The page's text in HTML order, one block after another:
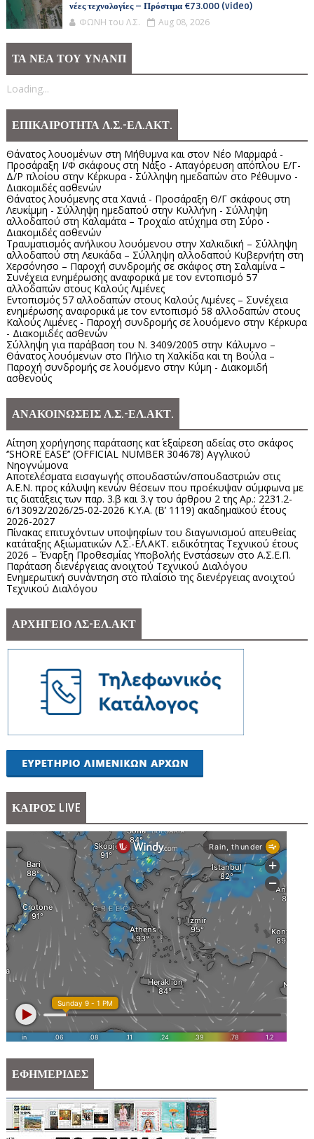
νέες τεχνολογίες – Πρόστιμα €73.000 (video)
ΦΩΝΗ του Λ.Σ. Aug 08, 2026
ΤΑ ΝΕΑ ΤΟΥ ΥΝΑΝΠ
Loading...
ΕΠΙΚΑΙΡΟΤΗΤΑ Λ.Σ.-ΕΛ.ΑΚΤ.
Θάνατος λουομένων στη Μήθυμνα και στον Νέο Μαρμαρά -
Προσάραξη Ι/Φ σκάφους στη Νάξο - Απαγόρευση απόπλου Ε/Γ-
Δ/Ρ πλοίου στην Κέρκυρα - Σύλληψη ημεδαπών στο Ρέθυμνο -
Διακομιδές ασθενών
Θάνατος λουόμενης στα Χανιά - Προσάραξη Θ/Γ σκάφους στη
Λευκίμμη - Σύλληψη ημεδαπού στην Κυλλήνη - Σύλληψη
αλλοδαπού στη Καλαμάτα – Τροχαίο ατύχημα στη Σύρο -
Διακομιδές ασθενών
Τραυματισμός ανήλικου λουόμενου στην Χαλκιδική – Σύλληψη
αλλοδαπού στη Λευκάδα – Σύλληψη αλλοδαπού Κυβερνήτη στη
Χερσόνησο – Παροχή συνδρομής σε σκάφος στη Σαλαμίνα –
Συνέχεια ενημέρωσης αναφορικά με τον εντοπισμό 57
αλλοδαπών στους Καλούς Λιμένες
Εντοπισμός 57 αλλοδαπών στους Καλούς Λιμένες – Συνέχεια
ενημέρωσης αναφορικά με τον εντοπισμό 58 αλλοδαπών στους
Καλούς Λιμένες - Παροχή συνδρομής σε λουόμενο στην Κέρκυρα
- Διακομιδές ασθενών
Σύλληψη για παράβαση του Ν. 3409/2005 στην Κάλυμνο –
Θάνατος λουόμενων στο Πήλιο τη Χαλκίδα και τη Βούλα –
Παροχή συνδρομής σε λουόμενο στην Κύμη - Διακομιδή
ασθενούς
ΑΝΑΚΟΙΝΩΣΕΙΣ Λ.Σ.-ΕΛ.ΑΚΤ.
Αίτηση χορήγησης παράτασης κατ΄ εξαίρεση αδείας στο σκάφος
‘’SHORE EASE’’ (OFFICIAL NUMBER 304678) Αγγλικού
Νηογνώμονα
Αποτελέσματα εισαγωγής σπουδαστών/σπουδαστριών στις
Α.Ε.Ν. προς κάλυψη κενών θέσεων που προέκυψαν σύμφωνα με
τις διατάξεις των παρ. 3.β και 3.γ του άρθρου 2 της Αρ.: 2231.2-
6/13092/2026/25-02-2026 Κ.Υ.Α. (Β’ 1119) ακαδημαϊκού έτους
2026-2027
Πίνακας επιτυχόντων υποψηφίων του διαγωνισμού απευθείας
κατάταξης Αξιωματικών Λ.Σ.-ΕΛ.ΑΚΤ. ειδικότητας Τεχνικού έτους
2026 – Έναρξη Προθεσμίας Υποβολής Ενστάσεων στο Α.Σ.Ε.Π.
Παράταση διενέργειας ανοιχτού Τεχνικού Διαλόγου
Ενημερωτική συνάντηση στο πλαίσιο της διενέργειας ανοιχτού
Τεχνικού Διαλόγου
ΑΡΧΗΓΕΙΟ ΛΣ-ΕΛ.ΑΚΤ
ΚΑΙΡΟΣ LIVE
ΕΦΗΜΕΡΙΔΕΣ